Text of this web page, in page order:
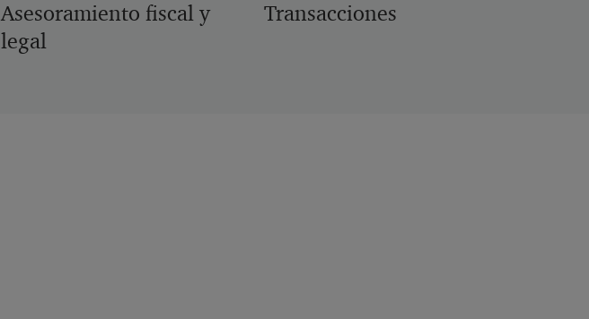
Asesoramiento fiscal y
legal
Transacciones